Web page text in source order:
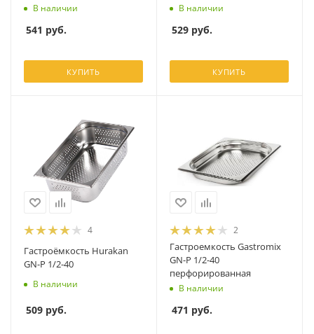
В наличии
541 руб.
КУПИТЬ
В наличии
529 руб.
КУПИТЬ
4
Гастроёмкость Hurakan
GN-P 1/2-40
В наличии
509 руб.
2
Гастроемкость Gastromix
GN-P 1/2-40
перфорированная
В наличии
471 руб.